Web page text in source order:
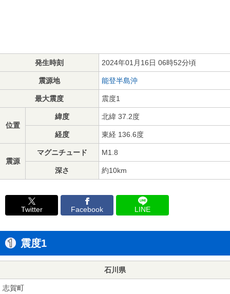
発生時刻 2024年01月16日 06時52分頃
震源地 能登半島沖
最大震度 震度1
位置
緯度 北緯 37.2度
経度 東経 136.6度
震源
マグニチュード M1.8
深さ 約10km
Twitter Facebook LINE
震度1
石川県
志賀町